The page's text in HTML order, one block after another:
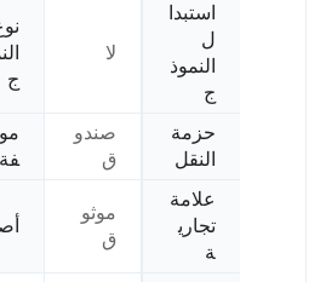
استبدا
ل
النموذ
ج
لا
ج
حزمة
النقل
صندو
ق
فة
علامة
تجاري
ة
موثو
ق